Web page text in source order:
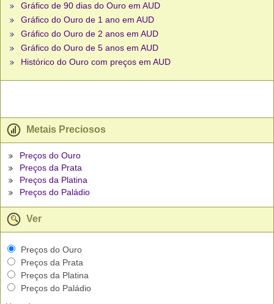
Gráfico de 90 dias do Ouro em AUD
Gráfico do Ouro de 1 ano em AUD
Gráfico do Ouro de 2 anos em AUD
Gráfico do Ouro de 5 anos em AUD
Histórico do Ouro com preços em AUD
Metais Preciosos
Preços do Ouro
Preços da Prata
Preços da Platina
Preços do Paládio
Ver
Preços do Ouro
Preços da Prata
Preços da Platina
Preços do Paládio